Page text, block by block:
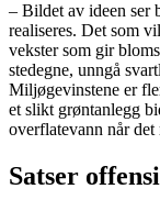
– Bildet av ideen ser
realiseres. Det som
vekster som gir
stedegne, unngå
Miljøgevinstene er
et slikt grøntanlegg
overflatevann når
Satser